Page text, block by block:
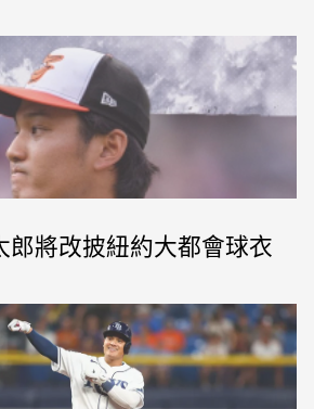
郎將改披紐約大都會球衣